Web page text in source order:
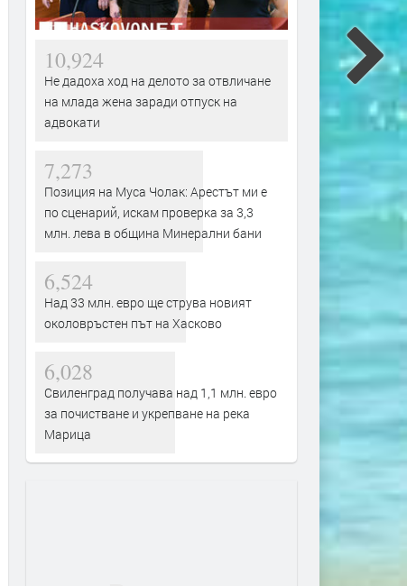
10,924
Не дадоха ход на делото за отвличане
на млада жена заради отпуск на
адвокати
7,273
Позиция на Муса Чолак: Арестът ми е
по сценарий, искам проверка за 3,3
млн. лева в община Минерални бани
6,524
Над 33 млн. евро ще струва новият
околовръстен път на Хасково
6,028
Свиленград получава над 1,1 млн. евро
за почистване и укрепване на река
Марица